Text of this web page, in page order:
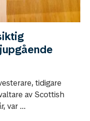
tidigare
av Scottish
var ...